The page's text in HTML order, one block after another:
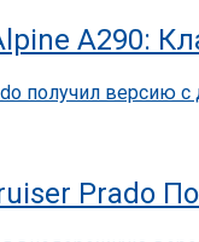
A290:
Prado